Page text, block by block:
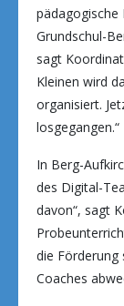
pädagogische
Grundschul-
sagt
Kleinen wird
organisiert.
losgegangen.“
In Berg-
des Digital-
davon“, sagt
die Förderung
Coaches